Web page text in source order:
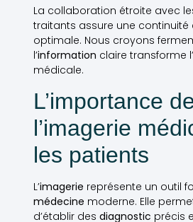
La collaboration étroite avec
traitants assure une continuité
optimale. Nous croyons
l’information claire transforme
médicale.
L’importance
l’imagerie
les patients
L’imagerie représente un outil
médecine moderne. Elle
d’établir des diagnostic précis